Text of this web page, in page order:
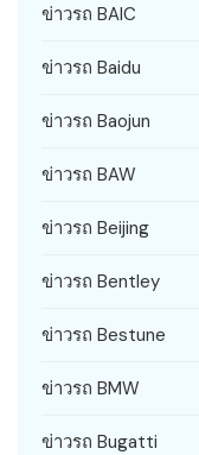
ข่าวรถ BAIC
ข่าวรถ Baidu
ข่าวรถ Baojun
ข่าวรถ BAW
ข่าวรถ Beijing
ข่าวรถ Bentley
ข่าวรถ Bestune
ข่าวรถ BMW
ข่าวรถ Bugatti